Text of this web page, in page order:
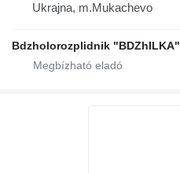
Ukrajna, m.Mukachevo
Bdzholorozplidnik "BDZhILKA"